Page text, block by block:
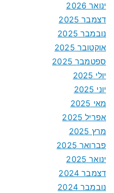
ינואר 2026
דצמבר 2025
נובמבר 2025
אוקטובר 2025
ספטמבר 2025
יולי 2025
יוני 2025
מאי 2025
אפריל 2025
מרץ 2025
פברואר 2025
ינואר 2025
דצמבר 2024
נובמבר 2024